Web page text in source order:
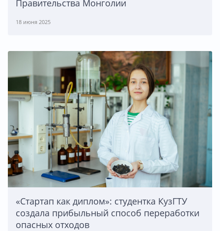
Правительства Монголии
18 июня 2025
«Стартап как диплом»: студентка КузГТУ
создала прибыльный способ переработки
опасных отходов